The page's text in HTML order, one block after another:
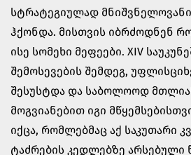
სტრატეგიულად
ჰქონდა. მისთვის იბრძოდნენ
ისე სომეხი მეფეები. XIV
შემოსევების შემდეგ,
შესუსტდა და საბოლოოდ
მოგვიანებით იგი
იქცა, რომლებმაც აქ საკუთარი
ტაძრების კედლებზე არსებული